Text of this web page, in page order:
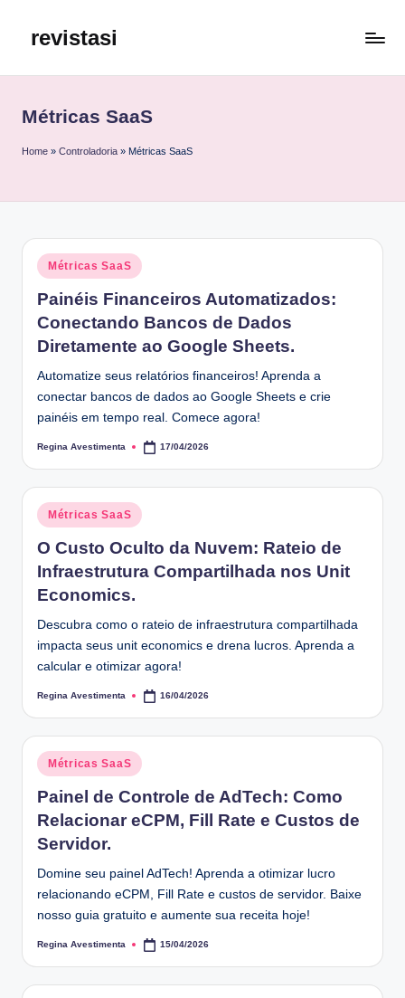
revistasi
melhor
mais
Métricas SaaS
Home » Controladoria » Métricas SaaS
Posted
in
Métricas SaaS
Painéis Financeiros Automatizados:
Conectando Bancos de Dados
Diretamente ao Google Sheets.
Automatize seus relatórios financeiros! Aprenda a
conectar bancos de dados ao Google Sheets e crie
painéis em tempo real. Comece agora!
Posted
Regina Avestimenta 17/04/2026
Posted
in
Métricas SaaS
O Custo Oculto da Nuvem: Rateio de
Infraestrutura Compartilhada nos Unit
Economics.
Descubra como o rateio de infraestrutura compartilhada
impacta seus unit economics e drena lucros. Aprenda a
calcular e otimizar agora!
Posted
Regina Avestimenta 16/04/2026
Posted
in
Métricas SaaS
Painel de Controle de AdTech: Como
Relacionar eCPM, Fill Rate e Custos de
Servidor.
Domine seu painel AdTech! Aprenda a otimizar lucro
relacionando eCPM, Fill Rate e custos de servidor. Baixe
nosso guia gratuito e aumente sua receita hoje!
Posted
Regina Avestimenta 15/04/2026